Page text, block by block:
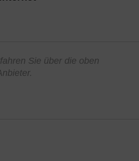
Sie über die oben